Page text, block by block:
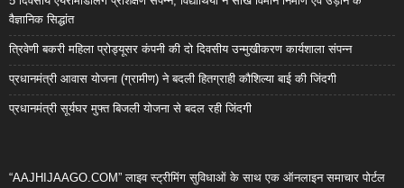
वैज्ञानिक सिद्धांत
त्रिवेणी बकरी महिला प्रोड्यूसर कंपनी की दो दिवसीय उन्मुखीकरण कार्यशाला संपन्न
प्रधानमंत्री आवास योजना (ग्रामीण) ने बदली हितग्राही कौशिल्या बाई की जिंदगी
प्रधानमंत्री सूर्यघर मुफ्त बिजली योजना से बदल रही जिंदगी
“AAJHIJAAGO.COM” लाइव स्ट्रीमिंग सुविधाओं के साथ एक ऑनलाइन समाचार पोर्टल